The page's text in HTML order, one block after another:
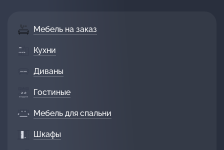
Мебель на заказ
Кухни
Диваны
Гостиные
Мебель для спальни
Шкафы